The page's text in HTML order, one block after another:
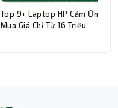
Top 9+ Laptop HP Cảm Ứng
Mua Giá Chỉ Từ 16 Triệu